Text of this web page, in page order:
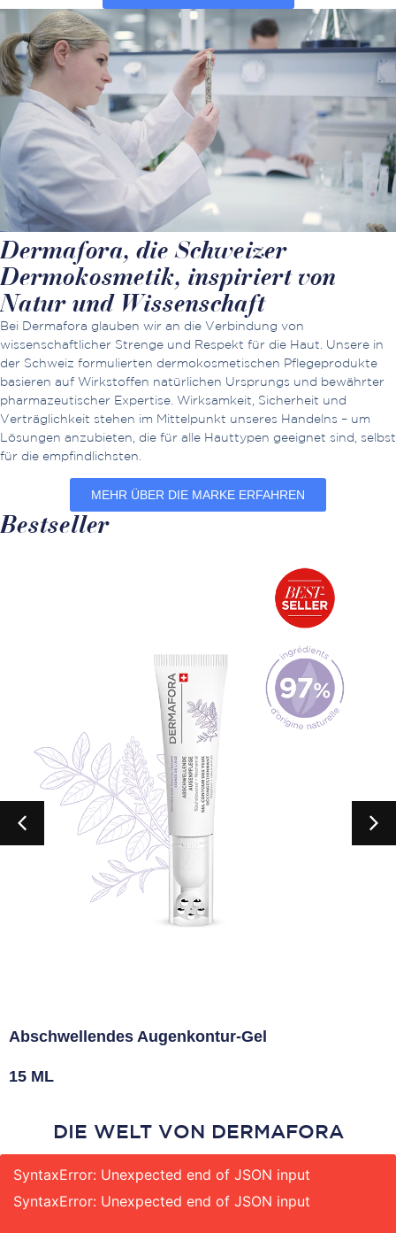
Dermafora, die Schweizer
Dermokosmetik, inspiriert von
Natur und Wissenschaft
Bei Dermafora glauben wir an die Verbindung von
wissenschaftlicher Strenge und Respekt für die Haut. Unsere in
der Schweiz formulierten dermokosmetischen Pflegeprodukte
basieren auf Wirkstoffen natürlichen Ursprungs und bewährter
pharmazeutischer Expertise. Wirksamkeit, Sicherheit und
Verträglichkeit stehen im Mittelpunkt unseres Handelns – um
Lösungen anzubieten, die für alle Hauttypen geeignet sind, selbst
für die empfindlichsten.
MEHR ÜBER DIE MARKE ERFAHREN
Bestseller
Abschwellendes Augenkontur-Gel
15 ML
DIE WELT VON DERMAFORA
SyntaxError: Unexpected end of JSON input
SyntaxError: Unexpected end of JSON input